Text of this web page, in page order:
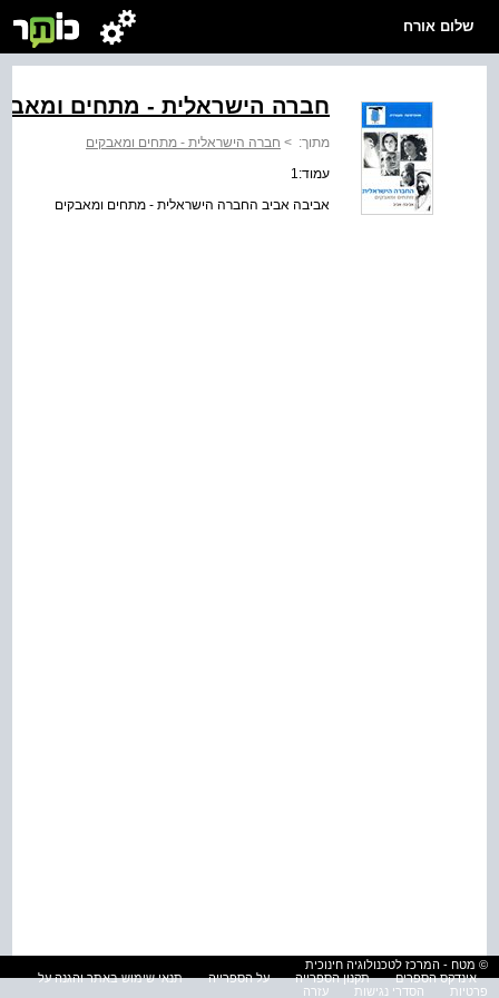
שלום אורח
חברה הישראלית - מתחים
מתוך: > חברה הישראלית - מתחים ומאבקים
עמוד:1
אביבה אביב החברה הישראלית - מתחים ומאבקים
© מטח - המרכז לטכנולוגיה חינוכית
אינדקס הספרים
תקנון הספרייה על הספרייה
תנאי שימוש באתר והגנה על
פרטיות
הסדרי נגישות עזרה